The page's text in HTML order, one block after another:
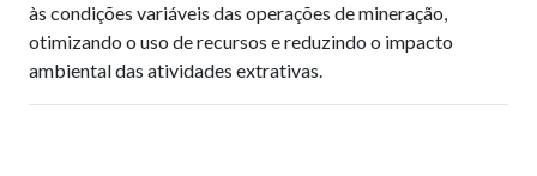
às condições variáveis das operações de mineração,
otimizando o uso de recursos e reduzindo o impacto
ambiental das atividades extrativas.